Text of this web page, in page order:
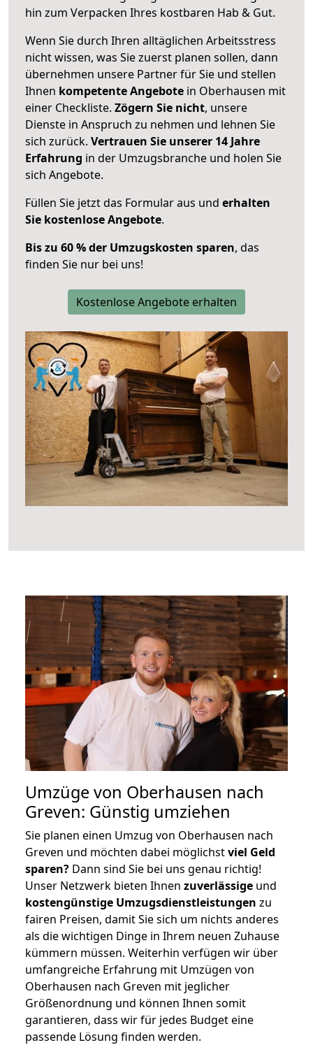
hin zum Verpacken Ihres kostbaren Hab & Gut.
Wenn Sie durch Ihren alltäglichen Arbeitsstress
nicht wissen, was Sie zuerst planen sollen, dann
übernehmen unsere Partner für Sie und stellen
Ihnen kompetente Angebote in Oberhausen mit
einer Checkliste. Zögern Sie nicht, unsere
Dienste in Anspruch zu nehmen und lehnen Sie
sich zurück. Vertrauen Sie unserer 14 Jahre
Erfahrung in der Umzugsbranche und holen Sie
sich Angebote.
Füllen Sie jetzt das Formular aus und erhalten
Sie kostenlose Angebote.
Bis zu 60 % der Umzugskosten sparen, das
finden Sie nur bei uns!
Kostenlose Angebote erhalten
Umzüge von Oberhausen nach
Greven: Günstig umziehen
Sie planen einen Umzug von Oberhausen nach
Greven und möchten dabei möglichstviel Geld
sparen? Dann sind Sie bei uns genau richtig!
Unser Netzwerk bieten Ihnen zuverlässige und
kostengünstige Umzugsdienstleistungen zu
fairen Preisen, damit Sie sich um nichts anderes
als die wichtigen Dinge in Ihrem neuen Zuhause
kümmern müssen. Weiterhin verfügen wir über
umfangreiche Erfahrung mit Umzügen von
Oberhausen nach Greven mit jeglicher
Größenordnung und können Ihnen somit
garantieren, dass wir für jedes Budget eine
passende Lösung finden werden.